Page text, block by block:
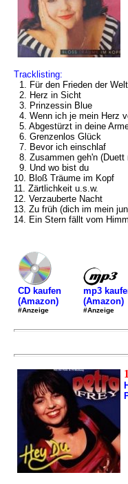
Tracklisting:
1. Für den Frieden der Welt
2. Herz in Sicht
3. Prinzessin Blue
4. Wenn ich je mein Herz
5. Abgestürzt in deine
6. Grenzenlos Glück
7. Bevor ich einschlaf
8. Zusammen geh'n (Duett
9. Und wo bist du
10. Bloß Träume im Kopf
11. Zärtlichkeit u.s.w.
12. Verzauberte Nacht
13. Zu früh (dich im mein
14. Ein Stern fällt vom
CD kaufen
(Amazon)
#Anzeige
mp3
(Amazon)
#Anzeige